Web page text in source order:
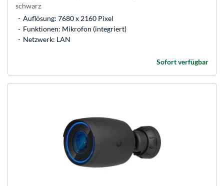
schwarz
Auflösung: 7680 x 2160 Pixel
Funktionen: Mikrofon (integriert)
Netzwerk: LAN
Sofort verfügbar